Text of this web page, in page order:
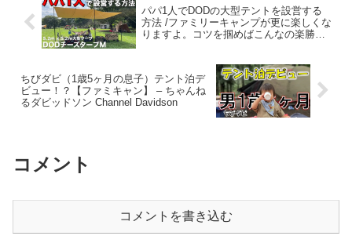
パパ1人でDODの大型テントを設営する
方法 /ファミリーキャンプが更に楽しくな
りますよ。コツを掴めばこんなの楽勝で
ちびダビ（1歳5ヶ月の息子）テント泊デ
ビュー！？【ファミキャン】 – ちゃんね
るダビッドソン Channel Davidson
コメント
コメントを書き込む